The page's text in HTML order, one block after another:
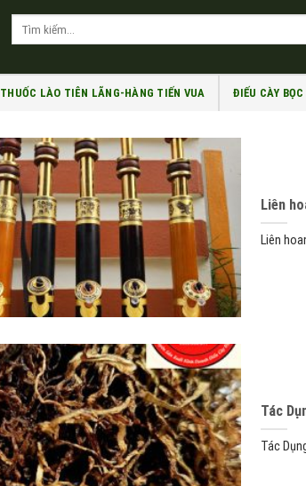
THUỐC LÀO TIÊN LÃNG-HÀNG TIẾN VUA ĐIẾU CÀY
Liên
Liên
Tác
Tác